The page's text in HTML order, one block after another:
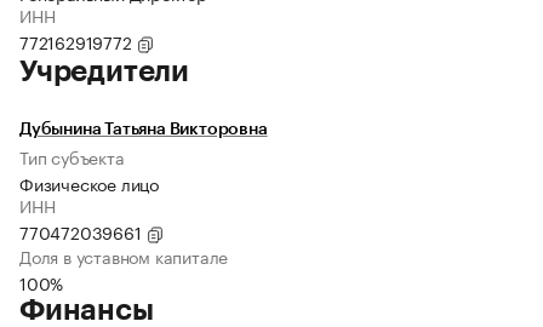
ИНН
772162919772
Учредители
Дубынина Татьяна Викторовна
Тип субъекта
Физическое лицо
ИНН
770472039661
Доля в уставном капитале
100%
Финансы